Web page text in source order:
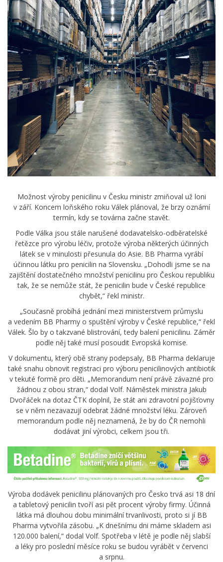
Možnost výroby penicilinu v Česku ministr zmiňoval už loni
v září. Koncem loňského roku Válek plánoval, že brzy oznámí
termín, kdy se továrna začne stavět.
Podle Válka jsou stále narušené dodavatelsko-odběratelské
řetězce pro výrobu léčiv, protože výroba některých účinných
látek se v minulosti přesunula do Asie. BB Pharma vyrábí
účinnou látku pro penicilin na Slovensku. „Dohodli jsme se na
zajištění dostatečného množství penicilinu pro Českou republiku
tak, že se nemůže stát, že penicilin bude v České republice
chybět,“ řekl ministr.
„Současně probíhá jednání mezi ministerstvem průmyslu
a vedením BB Pharmy o spuštění výroby v České republice,“ řekl
Válek. Šlo by o takzvané blistrování, tedy balení penicilinu. Záměr
podle něj také musí posoudit Evropská komise.
V dokumentu, který obě strany podepsaly, BB Pharma deklaruje
také snahu obnovit registraci pro výboru penicilinových antibiotik
v tekuté formě pro děti. „Memorandum není právě závazné pro
žádnou z obou stran,“ dodal Volf. Náměstek ministra Jakub
Dvořáček na dotaz ČTK doplnil, že stát ani zdravotní pojišťovny
se v něm nezavazují odebrat žádné množství léku. Zároveň
memorandum podle něj neznamená, že by do ČR nemohli
dodávat jiní výrobci, celkem jsou tři.
Výroba dodávek penicilinu plánovaných pro Česko trvá asi 18 dní
a tabletový penicilin tvoří asi pět procent výroby firmy. Účinná
látka má dlouhou dobu minimální trvanlivosti, proto si jí BB
Pharma vytvořila zásobu. „K dnešnímu dni máme skladem asi
120.000 balení,“ dodal Volf. Spotřeba v létě je podle něj slabší
a léky pro poslední měsíce roku se budou vyrábět v červenci
a srpnu.